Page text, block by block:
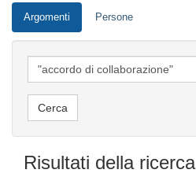
Argomenti Persone
Risultati della ricerca